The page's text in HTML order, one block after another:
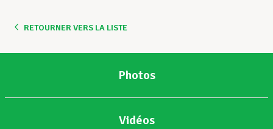
RETOURNER VERS LA LISTE
Photos
Vidéos